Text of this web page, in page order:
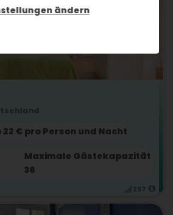
22 € pro Person und Nacht
Maximale Gästekapazität
36
ändern